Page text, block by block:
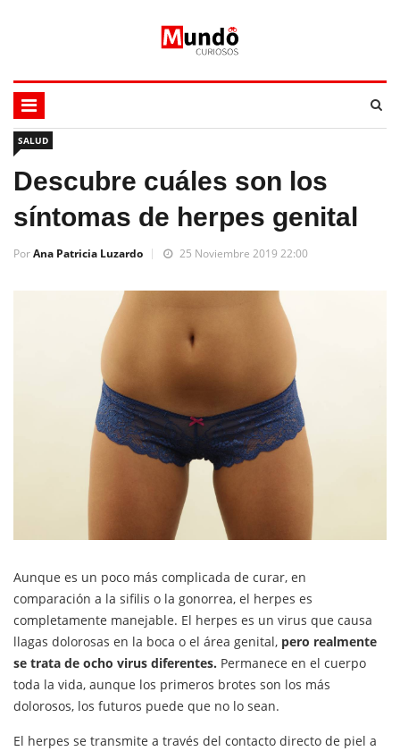
SALUD
Descubre cuáles son los
síntomas de herpes genital
PorAna Patricia Luzardo 25 Noviembre 2019 22:00
Aunque es un poco más complicada de curar, en
comparación a la sifilis o la gonorrea, el herpes es
completamente manejable. El herpes es un virus que causa
llagas dolorosas en la boca o el área genital, pero realmente
se trata de ocho virus diferentes. Permanece en el cuerpo
toda la vida, aunque los primeros brotes son los más
dolorosos, los futuros puede que no lo sean.
El herpes se transmite a través del contacto directo de piel a